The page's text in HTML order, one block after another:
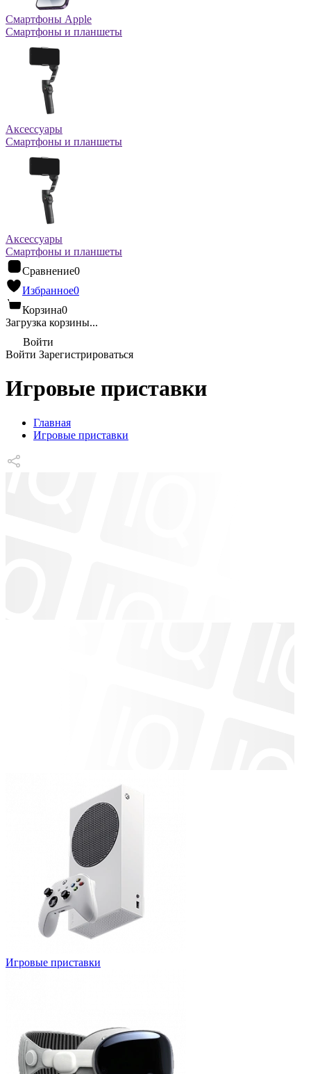
Смартфоны Apple
Смартфоны и планшеты
Аксессуары
Смартфоны и планшеты
Аксессуары
Смартфоны и планшеты
Сравнение0
Избранное0
Корзина0
Загрузка корзины...
Войти
Войти Зарегистрироваться
Игровые приставки
Главная
Игровые приставки
Игровые приставки